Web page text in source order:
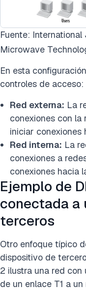
Fuente:
Microwave
En esta
controles de acceso:
Red externa: La
conexiones con la
iniciar conexiones
Red interna: La
conexiones a
conexiones hacia
Ejemplo de
conectada a
terceros
Otro enfoque típico
dispositivo de
2 ilustra una red
de un enlace T1 a